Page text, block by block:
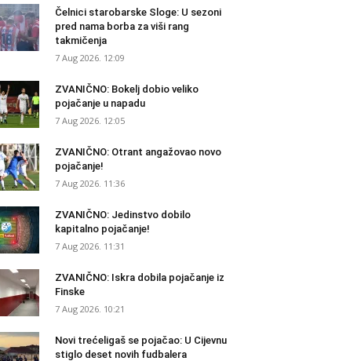
Čelnici starobarske Sloge: U sezoni
pred nama borba za viši rang
takmičenja
7 Aug 2026. 12:09
ZVANIČNO: Bokelj dobio veliko
pojačanje u napadu
7 Aug 2026. 12:05
ZVANIČNO: Otrant angažovao novo
pojačanje!
7 Aug 2026. 11:36
ZVANIČNO: Jedinstvo dobilo
kapitalno pojačanje!
7 Aug 2026. 11:31
ZVANIČNO: Iskra dobila pojačanje iz
Finske
7 Aug 2026. 10:21
Novi trećeligaš se pojačao: U Cijevnu
stiglo deset novih fudbalera